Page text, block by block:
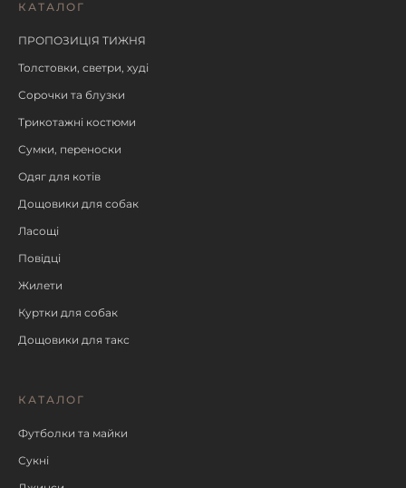
КАТАЛОГ
ПРОПОЗИЦІЯ ТИЖНЯ
Толстовки, светри, худі
Сорочки та блузки
Трикотажні костюми
Сумки, переноски
Одяг для котів
Дощовики для собак
Ласощі
Повідці
Жилети
Куртки для собак
Дощовики для такс
КАТАЛОГ
Футболки та майки
Сукні